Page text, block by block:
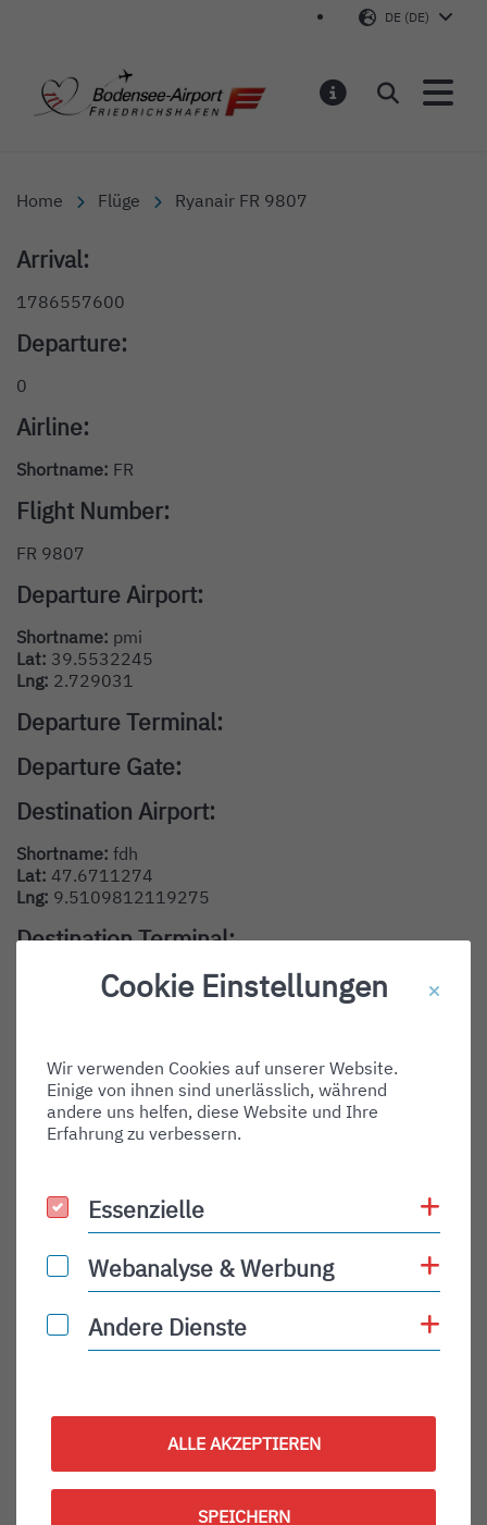
DE (DE)
Bodensee-Airport
Suchen
Home Flüge Ryanair FR 9807
Arrival:
1786557600
Departure:
0
Airline:
Shortname: FR
Flight Number:
FR 9807
Departure Airport:
Shortname: pmi
Lat: 39.5532245
Lng: 2.729031
Departure Terminal:
Departure Gate:
Destination Airport:
Shortname: fdh
Lat: 47.6711274
Lng: 9.5109812119275
Destination Terminal:
Destination Gate:
Shortname:
Type:
arrival
PLN
Status Description:
Checkin:
Codeshare:
Cookie Einstellungen
Wir verwenden Cookies auf unserer Website.
Einige von ihnen sind unerlässlich, während
andere uns helfen, diese Website und Ihre
Erfahrung zu verbessern.
Essenzielle
Essenzielle
Webanalyse & Werbung
Webanalyse & Werbung
Andere Dienste
Andere Dienste
ALLE AKZEPTIEREN
SPEICHERN